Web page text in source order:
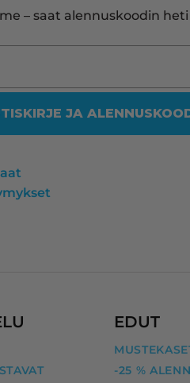
– saat alennuskoodin
JA
EDUT
-25 %